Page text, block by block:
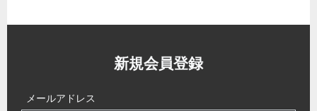
新規会員登録
メールアドレス